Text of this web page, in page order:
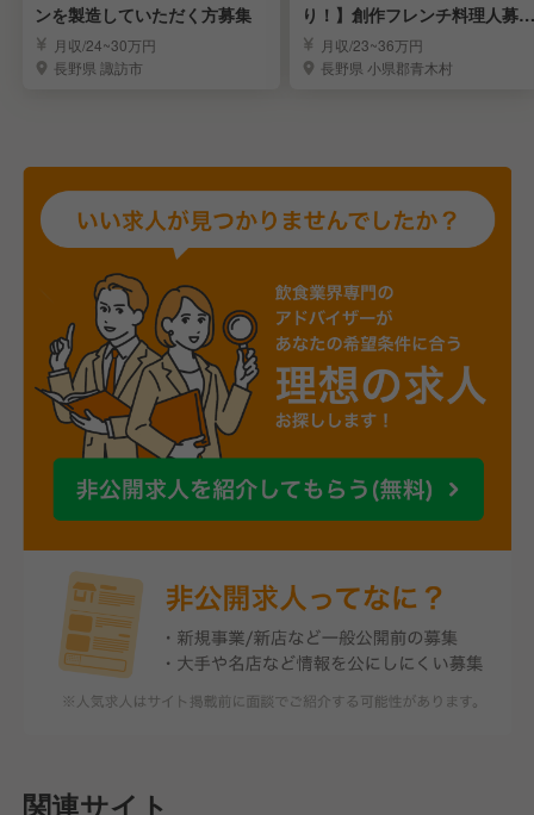
ンを製造していただく方募集
月収/24~30万円
長野県 諏訪市
り！】創作フレンチ料理人募
集！月収/23~36万円
長野県 小県郡青木村
関連サイト